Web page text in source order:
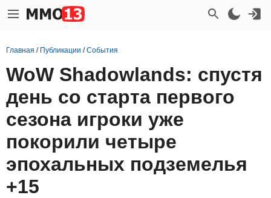
Главная / Публикации /События
WoW Shadowlands: cпустя
день со старта первого
сезона игроки уже
покорили четыре
эпохальных подземелья
+15